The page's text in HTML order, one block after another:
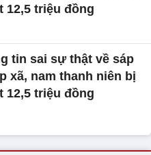
12,5 triệu đồng
tin sai sự thật về sáp
xã, nam thanh niên bị
12,5 triệu đồng